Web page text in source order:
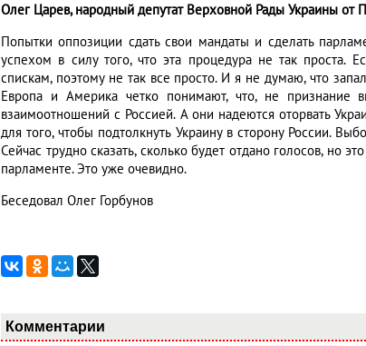
Олег Царев, народный депутат Верховной Рады Украины от
Попытки оппозиции сдать свои мандаты и сделать
успехом в силу того, что эта процедура не так проста.
спискам, поэтому не так все просто. И я не думаю, что
Европа и Америка четко понимают, что, не признание
взаимоотношений с Россией. А они надеются оторвать
для того, чтобы подтолкнуть Украину в сторону России.
Сейчас трудно сказать, сколько будет отдано голосов, но
парламенте. Это уже очевидно.
Беседовал Олег Горбунов
Комментарии